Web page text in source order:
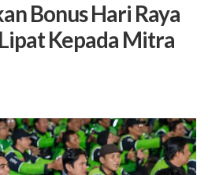
Bonus Hari Raya
Kepada Mitra